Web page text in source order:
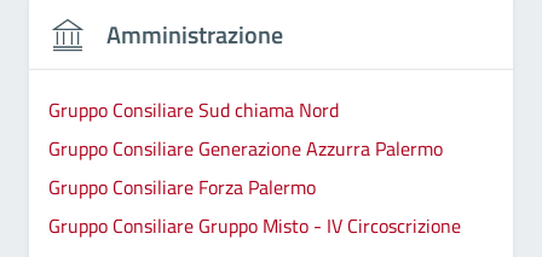
Amministrazione
Gruppo Consiliare Sud chiama Nord
Gruppo Consiliare Generazione Azzurra Palermo
Gruppo Consiliare Forza Palermo
Gruppo Consiliare Gruppo Misto - IV Circoscrizione